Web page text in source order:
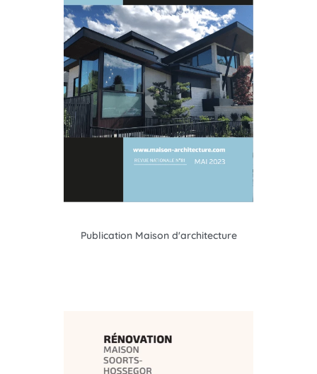
Publication Maison d'architecture